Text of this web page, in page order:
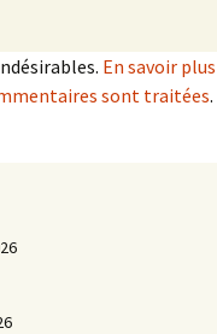
En savoir plus
sont traitées.